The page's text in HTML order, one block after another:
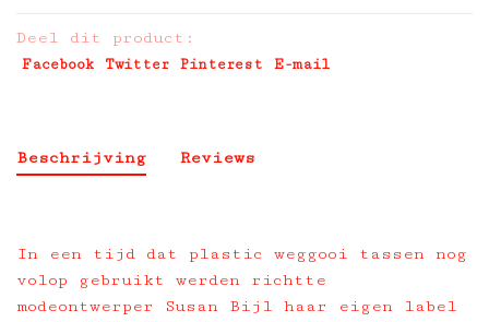
Deel dit product:
Facebook Twitter Pinterest E-mail
Beschrijving Reviews
In een tijd dat plastic weggooi tassen nog
volop gebruikt werden richtte
modeontwerper Susan Bijl haar eigen label